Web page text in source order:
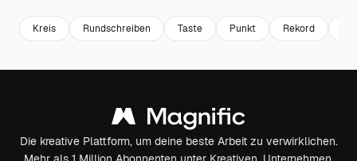
Kreis Rundschreiben Taste Punkt Rekord
Die kreative Plattform, um deine beste Arbeit zu verwirklichen.